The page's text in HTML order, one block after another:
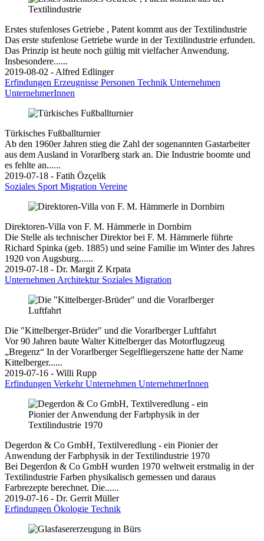
Erstes stufenloses Getriebe , Patent kommt aus der Textilindustrie
Das erste stufenlose Getriebe wurde in der Textilindustrie erfunden.
Das Prinzip ist heute noch gültig mit vielfacher Anwendung.
Insbesondere......
2019-08-02 - Alfred Edlinger
Erfindungen Erzeugnisse Personen Technik Unternehmen
UnternehmerInnen
Türkisches Fußballturnier
Ab den 1960er Jahren stieg die Zahl der sogenannten Gastarbeiter
aus dem Ausland in Vorarlberg stark an. Die Industrie boomte und
es fehlte an......
2019-07-18 - Fatih Özçelik
Soziales Sport Migration Vereine
Direktoren-Villa von F. M. Hämmerle in Dornbirn
Die Stelle als technischer Direktor bei F. M. Hämmerle führte
Richard Spinka (geb. 1885) und seine Familie im Winter des Jahres
1920 von Augsburg......
2019-07-18 - Dr. Margit Z Krpata
Unternehmen Architektur Soziales Migration
Die "Kittelberger-Brüder" und die Vorarlberger Luftfahrt
Vor 90 Jahren baute Walter Kittelberger das Motorflugzeug
„Bregenz“ In der Vorarlberger Segelfliegerszene hatte der Name
Kittelberger......
2019-07-16 - Willi Rupp
Erfindungen VerkehrUnternehmen UnternehmerInnen
Degerdon & Co GmbH, Textilveredlung - ein Pionier der
Anwendung der Farbphysik in der Textilindustrie 1970
Bei Degerdon & Co GmbH wurden 1970 weltweit erstmalig in der
Textilindustrie Farben physikalisch gemessen und daraus
Farbrezepte berechnet. Die......
2019-07-16 - Dr. Gerrit Müller
Erfindungen Ökologie Technik